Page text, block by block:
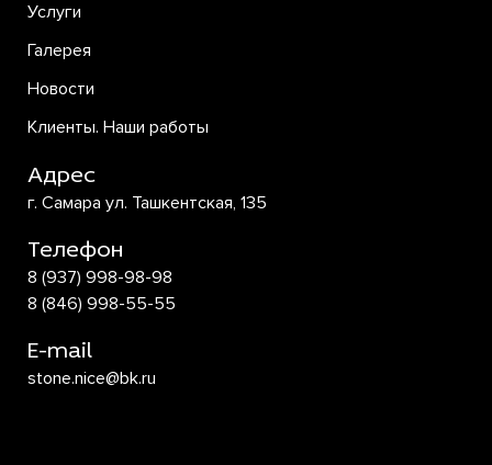
Услуги
Галерея
Новости
Клиенты. Наши работы
Адрес
г. Самара ул. Ташкентская, 135
Телефон
8 (937) 998-98-98
8 (846) 998-55-55
E-mail
stone.nice@bk.ru